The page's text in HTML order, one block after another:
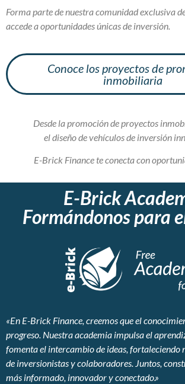
Forma parte de nuestra comunidad exclusiva
accede a oportunidades únicas de inversión.
Conoce los proyectos de
inmobiliaria
Desde la promoción de proyectos
el diseño de vehículos de inversión
E-Brick Finance te conecta con
E-Brick
Formándonos para
«En E-Brick Finance, creemos que el
progreso. Nuestra academia impulsa el
fomenta el intercambio de ideas, fortaleciendo
de inversionistas y colaboradores. Juntos,
más informado, innovador y conectado.»